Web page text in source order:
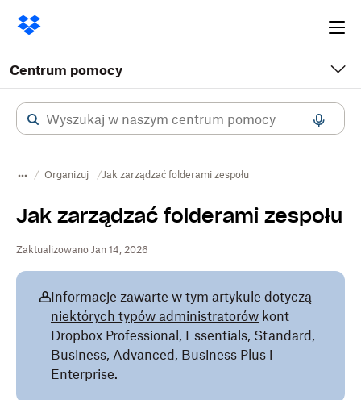
Centrum pomocy
Organizuj Jak zarządzać folderami zespołu
Jak zarządzać folderami zespołu
Zaktualizowano Jan 14, 2026
Informacje zawarte w tym artykule dotyczą
niektórych typów administratorów kont
Dropbox Professional, Essentials, Standard,
Business, Advanced, Business Plus i
Enterprise.